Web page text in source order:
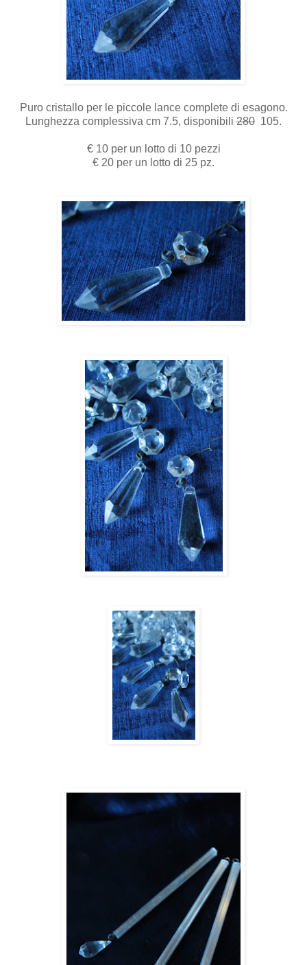
Puro cristallo per le piccole lance complete di esagono.
Lunghezza complessiva cm 7.5, disponibili 280 105.
€ 10 per un lotto di 10 pezzi
€ 20 per un lotto di 25 pz.